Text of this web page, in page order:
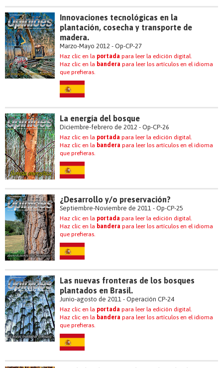
Innovaciones tecnológicas en la
plantación, cosecha y transporte de
madera.
Marzo-Mayo 2012 - Op-CP-27
Haz clic en la portada para leer la edición digital.
Haz clic en la bandera para leer los artículos en el idioma
que prefieras.
La energía del bosque
Diciembre-febrero de 2012 - Op-CP-26
Haz clic en la portada para leer la edición digital.
Haz clic en la bandera para leer los artículos en el idioma
que prefieras.
¿Desarrollo y/o preservación?
Septiembre-Noviembre de 2011 - Op-CP-25
Haz clic en la portada para leer la edición digital.
Haz clic en la bandera para leer los artículos en el idioma
que prefieras.
Las nuevas fronteras de los bosques
plantados en Brasil.
Junio-agosto de 2011 - Operación CP-24
Haz clic en la portada para leer la edición digital.
Haz clic en la bandera para leer los artículos en el idioma
que prefieras.